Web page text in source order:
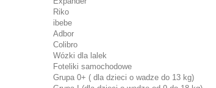
Riko
ibebe
Adbor
Colibro
Wózki dla lalek
Foteliki samochodowe
Grupa 0+ ( dla dzieci o wadze do 13 kg)